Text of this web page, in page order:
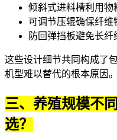
倾斜式进料槽利用物
可调节压辊确保纤维
防回弹挡板避免长
这些设计细节共同构成了
机型难以替代的根本原因。
三、养殖规模不
选？